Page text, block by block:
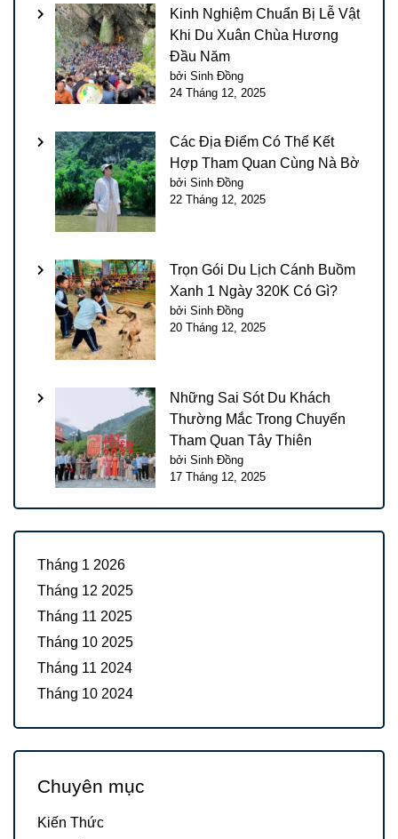
Kinh Nghiệm Chuẩn Bị Lễ Vật
Khi Du Xuân Chùa Hương
Đầu Năm
bởi Sinh Đồng
24 Tháng 12, 2025
Các Địa Điểm Có Thể Kết
Hợp Tham Quan Cùng Nà Bờ
bởi Sinh Đồng
22 Tháng 12, 2025
Trọn Gói Du Lịch Cánh Buồm
Xanh 1 Ngày 320K Có Gì?
bởi Sinh Đồng
20 Tháng 12, 2025
Những Sai Sót Du Khách
Thường Mắc Trong Chuyến
Tham Quan Tây Thiên
bởi Sinh Đồng
17 Tháng 12, 2025
Tháng 1 2026
Tháng 12 2025
Tháng 11 2025
Tháng 10 2025
Tháng 11 2024
Tháng 10 2024
Chuyên mục
Kiến Thức